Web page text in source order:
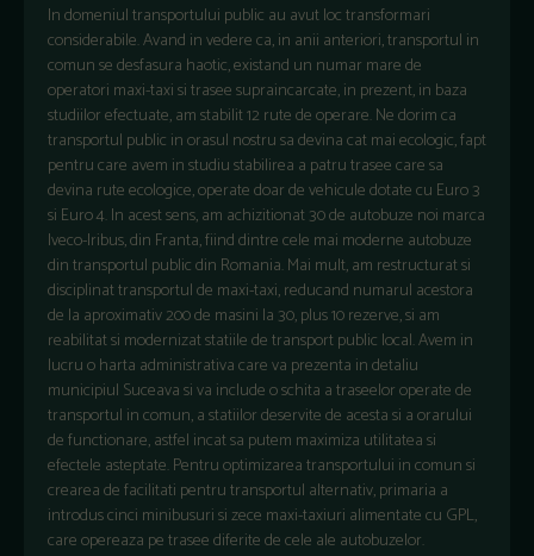
In domeniul transportului public au avut loc transformari
considerabile. Avand in vedere ca, in anii anteriori, transportul in
comun se desfasura haotic, existand un numar mare de
operatori maxi-taxi si trasee supraincarcate, in prezent, in baza
studiilor efectuate, am stabilit 12 rute de operare. Ne dorim ca
transportul public in orasul nostru sa devina cat mai ecologic, fapt
pentru care avem in studiu stabilirea a patru trasee care sa
devina rute ecologice, operate doar de vehicule dotate cu Euro 3
si Euro 4. In acest sens, am achizitionat 30 de autobuze noi marca
Iveco-Iribus, din Franta, fiind dintre cele mai moderne autobuze
din transportul public din Romania. Mai mult, am restructurat si
disciplinat transportul de maxi-taxi, reducand numarul acestora
de la aproximativ 200 de masini la 30, plus 10 rezerve, si am
reabilitat si modernizat statiile de transport public local. Avem in
lucru o harta administrativa care va prezenta in detaliu
municipiul Suceava si va include o schita a traseelor operate de
transportul in comun, a statiilor deservite de acesta si a orarului
de functionare, astfel incat sa putem maximiza utilitatea si
efectele asteptate. Pentru optimizarea transportului in comun si
crearea de facilitati pentru transportul alternativ, primaria a
introdus cinci minibusuri si zece maxi-taxiuri alimentate cu GPL,
care opereaza pe trasee diferite de cele ale autobuzelor.